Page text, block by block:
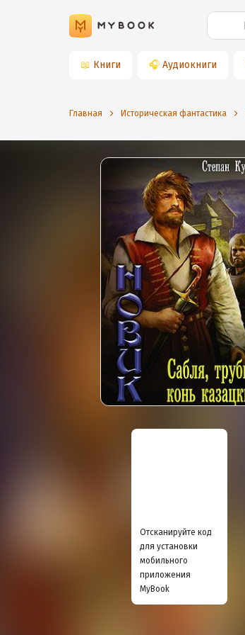
📖 Книги 🎧 Аудиокниги
Главная Историческая фантастика
Отсканируйте код
для установки
мобильного
приложения
MyBook